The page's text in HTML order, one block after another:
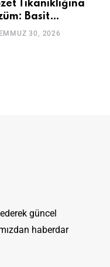
Tıkanıklığına
Basit
Klozetinizi
30, 2026
güncel
haberdar